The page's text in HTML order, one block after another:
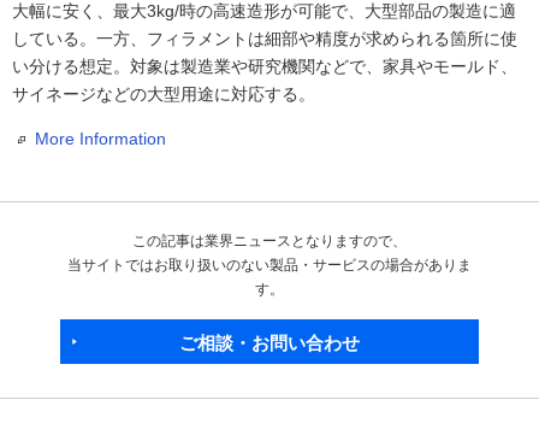
大幅に安く、最大3kg/時の高速造形が可能で、大型部品の製造に適
している。一方、フィラメントは細部や精度が求められる箇所に使
い分ける想定。対象は製造業や研究機関などで、家具やモールド、
サイネージなどの大型用途に対応する。
More Information
この記事は業界ニュースとなりますので、
当サイトではお取り扱いのない製品・サービスの場合がありま
す。
ご相談・お問い合わせ